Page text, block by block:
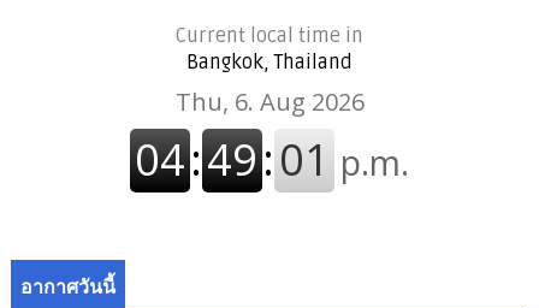
Current local time in
Bangkok, Thailand
อากาศวันนี้